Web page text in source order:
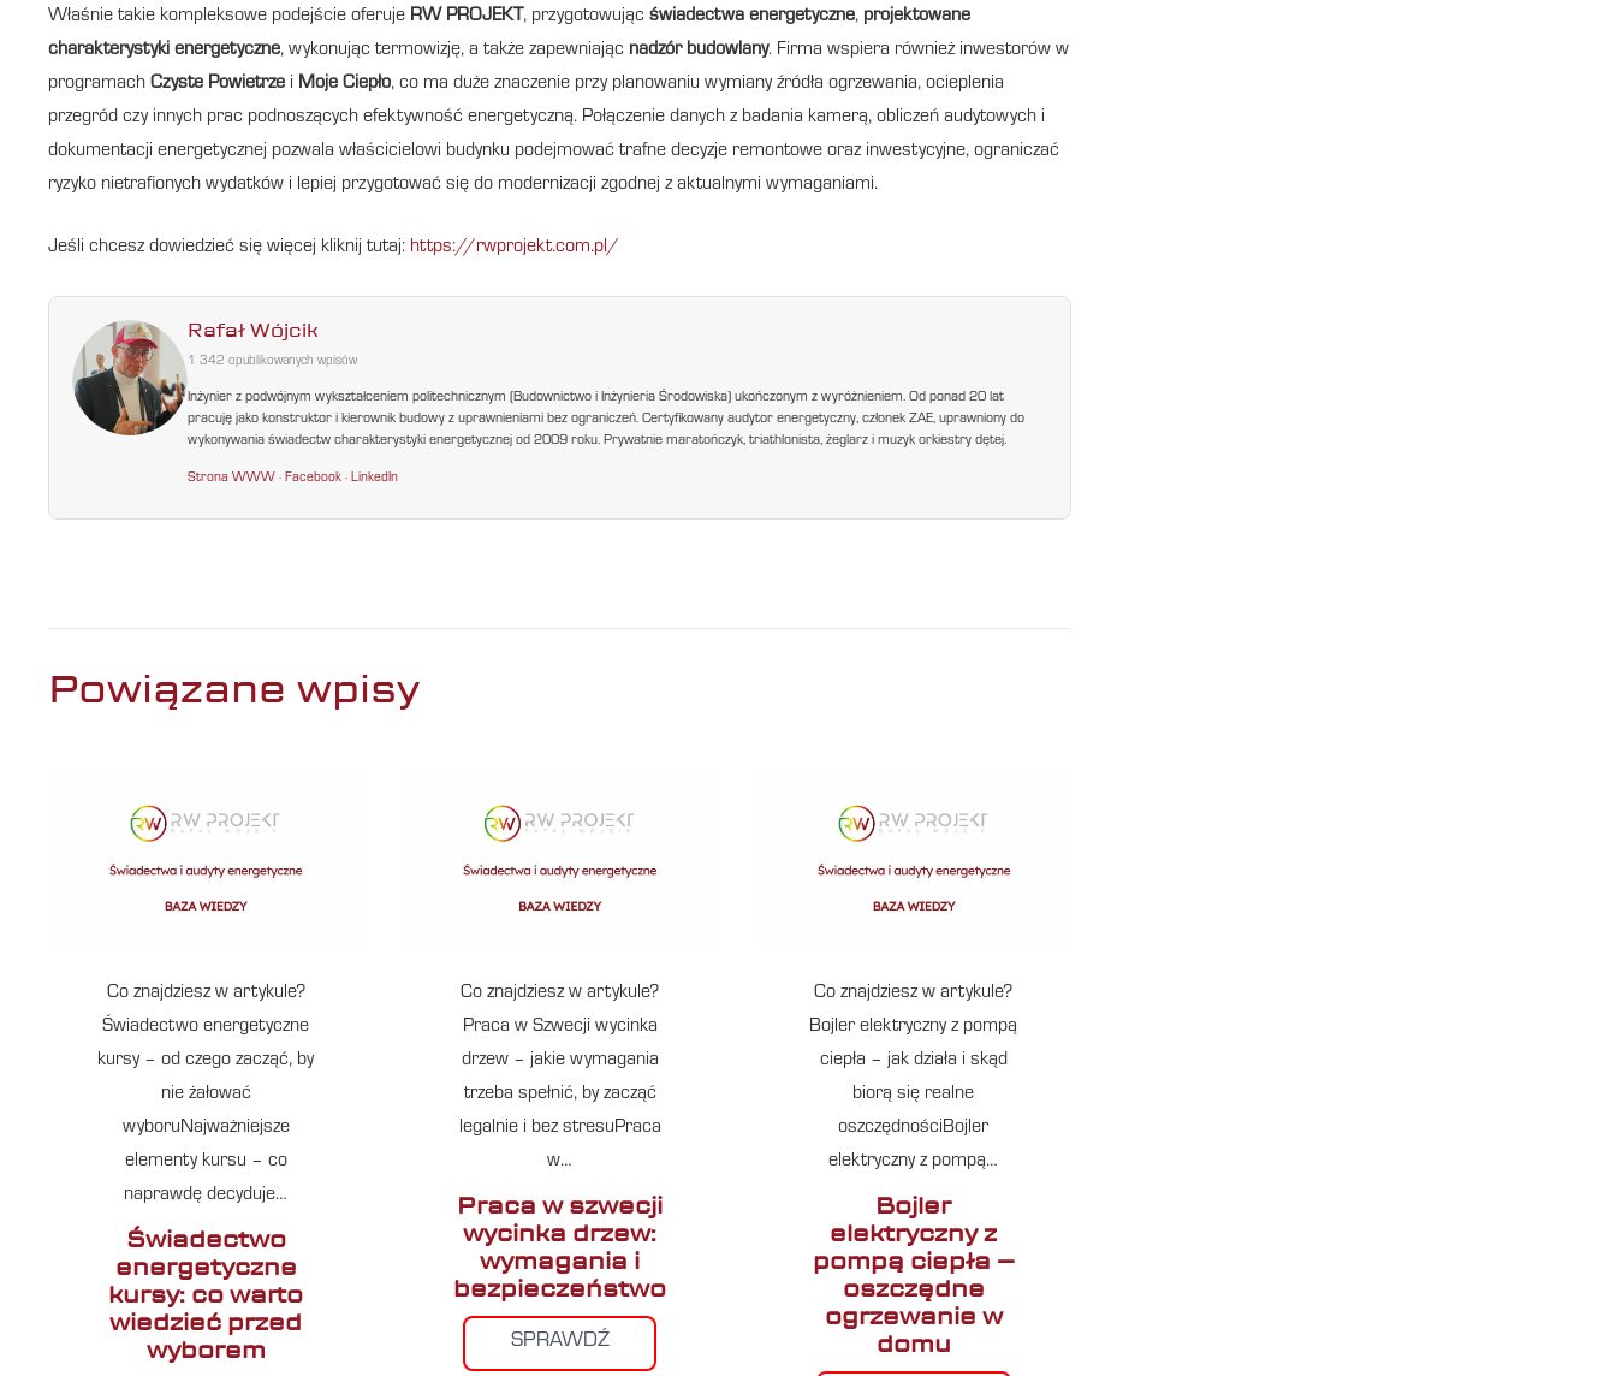
Właśnie takie kompleksowe podejście oferuje RW PROJEKT, przygotowując świadectwa energetyczne, projektowane
charakterystyki energetyczne, wykonując termowizję, a także zapewniając nadzór budowlany. Firma wspiera również inwestorów w
programach Czyste Powietrze i Moje Ciepło, co ma duże znaczenie przy planowaniu wymiany źródła ogrzewania, ocieplenia
przegród czy innych prac podnoszących efektywność energetyczną. Połączenie danych z badania kamerą, obliczeń audytowych i
dokumentacji energetycznej pozwala właścicielowi budynku podejmować trafne decyzje remontowe oraz inwestycyjne, ograniczać
ryzyko nietrafionych wydatków i lepiej przygotować się do modernizacji zgodnej z aktualnymi wymaganiami.
Jeśli chcesz dowiedzieć się więcej kliknij tutaj: https://rwprojekt.com.pl/
Rafał Wójcik
1 342 opublikowanych wpisów
Inżynier z podwójnym wykształceniem politechnicznym (Budownictwo i Inżynieria Środowiska) ukończonym z wyróżnieniem. Od ponad 20 lat
pracuję jako konstruktor i kierownik budowy z uprawnieniami bez ograniczeń. Certyfikowany audytor energetyczny, członek ZAE, uprawniony do
wykonywania świadectw charakterystyki energetycznej od 2009 roku. Prywatnie maratończyk, triathlonista, żeglarz i muzyk orkiestry dętej.
Strona WWW ·Facebook ·LinkedIn
Powiązane wpisy
Co znajdziesz w artykule?
Świadectwo energetyczne
kursy – od czego zacząć, by
nie żałować
wyboruNajważniejsze
elementy kursu – co
naprawdę decyduje…
Świadectwo
energetyczne
kursy: co warto
wiedzieć przed
wyborem
Co znajdziesz w artykule?
Praca w Szwecji wycinka
drzew – jakie wymagania
trzeba spełnić, by zacząć
legalnie i bez stresuPraca
w…
Praca w szwecji
wycinka drzew:
wymagania i
bezpieczeństwo
SPRAWDŹ
Co znajdziesz w artykule?
Bojler elektryczny z pompą
ciepła – jak działa i skąd
biorą się realne
oszczędnościBojler
elektryczny z pompą…
Bojler
elektryczny z
pompą ciepła –
oszczędne
ogrzewanie w
domu